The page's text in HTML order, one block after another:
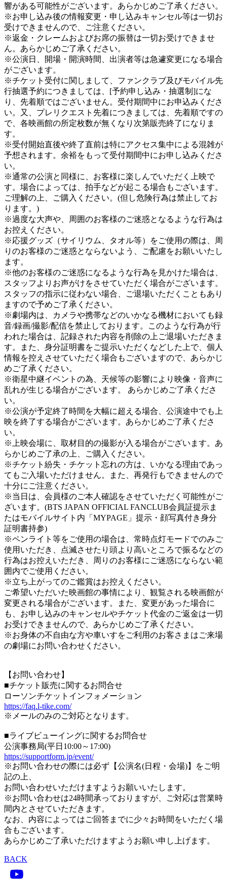
響がある可能性がございます。あらかじめご了承ください。
※お申し込み後の情報変更・申し込みキャンセル等は一切お
受けできませんので、ご注意ください。
※返金・クレームおよびお席の振替は一切お受けできませ
ん。あらかじめご了承ください。
※公演日、開場・開演時間、出演者等は急遽変更になる場合
がございます。
※チケット受付に関しまして、ファンクラブ及びモバイル先
行抽選予約につきましては、[予約申し込み・抽選制]にな
り、先着順ではございません。受付期間中にお申込みくださ
い。又、プレリクエスト先着につきましては、先着順ですの
で、各映画館の所定枚数が無くなり次第販売終了になりま
す。
※受付開始直後や終了直前は特にアクセス集中による混雑が
予想されます。余裕をもって受付期間中にお申し込みくださ
い。
※通常の公演と同様に、お客様に楽しんでいただく上映で
す。場合によっては、拍手などが起こる場合もございます。
ご理解の上、ご購入ください。(但し危険行為は禁止してお
ります。)
※過度な大声や、周囲のお客様のご迷惑となるような行為は
お控えください。
※応援グッズ（サイリウム、タオル等）をご使用の際は、周
りのお客様のご迷惑とならないよう、ご配慮をお願いいたし
ます。
※他のお客様のご迷惑になるような行為を見かけた場合は、
スタッフよりお声がけをさせていただく場合がございます。
スタッフの指示に従わない場合、ご退場いただくこともあり
ますので予めご了承ください。
※劇場内は、カメラや携帯などのいかなる機材においても録
音/録画/撮影/配信を禁止しております。このような行為が行
われた場合は、記録された内容を削除の上ご退場いただきま
す。また、身分証明書をご提示いただくなどした上で、個人
情報を控えさせていただく場合もございますので、あらかじ
めご了承ください。
※衛星中継イベントの為、天候等の影響により映像・音声に
乱れが生じる場合がございます。 あらかじめご了承くださ
い。
※公演が予定終了時間を大幅に超える場合、公演途中でも上
映を終了する場合がございます。あらかじめご了承くださ
い。
※上映会場に、取材目的の撮影が入る場合がございます。あ
らかじめご了承の上、ご購入ください。
※チケット紛失・チケット忘れの方は、いかなる理由であっ
てもご入場いただけません。また、再発行もできませんので
十分にご注意ください。
※当日は、会員様のご本人確認をさせていただく可能性がご
ざいます。(BTS JAPAN OFFICIAL FANCLUB会員証提示ま
たはモバイルサイト内「MYPAGE」提示・顔写真付き身分
証明書持参)
※ペンライト等をご使用の場合は、常時点灯モードでのみご
使用いただき、点滅させたり頭より高いところで振るなどの
行為はお控えいただき、周りのお客様にご迷惑にならない範
囲内でご使用ください。
※立ち上がってのご鑑賞はお控えください。
ご希望いただいた映画館の事情により、観覧される映画館が
変更される場合がございます。また、変更があった場合に
も、お申し込みのキャンセルやチケット代金のご返金は一切
お受けできませんので、あらかじめご了承ください。
※お身体の不自由な方や車いすをご利用のお客さまはご来場
の劇場にお問い合わせください。
【お問い合わせ】
■チケット販売に関するお問合せ
ローソンチケットインフォメーション
https://faq.l-tike.com/
※メールのみのご対応となります。
■ライブビューイングに関するお問合せ
公演事務局(平日10:00～17:00)
https://supportform.jp/event/
※お問い合わせの際には必ず【公演名(日程・会場)】をご明
記の上、
お問い合わせいただけますようお願いいたします。
※お問い合わせは24時間承っておりますが、ご対応は営業時
間内とさせていただきます。
なお、内容によってはご回答までに少々お時間をいただく場
合もございます。
あらかじめご了承いただけますようお願い申し上げます。
BACK